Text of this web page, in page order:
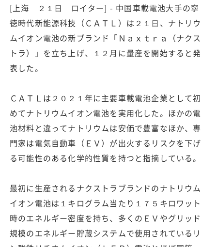
[上海 ２１日 ロイター] - 中国車載電池大手の寧
徳時代新能源科技（ＣＡＴＬ）は２１日、ナトリウ
ムイオン電池の新ブランド「Ｎａｘｔｒａ（ナクス
トラ）」を立ち上げ、１２月に量産を開始すると発
表した。
ＣＡＴＬは２０２１年に主要車載電池企業として初
めてナトリウムイオン電池を実用化した。ほかの電
池材料と違ってナトリウムは安価で豊富なほか、専
門家は電気自動車（ＥＶ）が出火するリスクを下げ
る可能性のある化学的性質を持つと指摘している。
最初に生産されるナクストラブランドのナトリウム
イオン電池は１キログラム当たり１７５キロワット
時のエネルギー密度を持ち、多くのＥＶやグリッド
規模のエネルギー貯蔵システムで使用されているリ